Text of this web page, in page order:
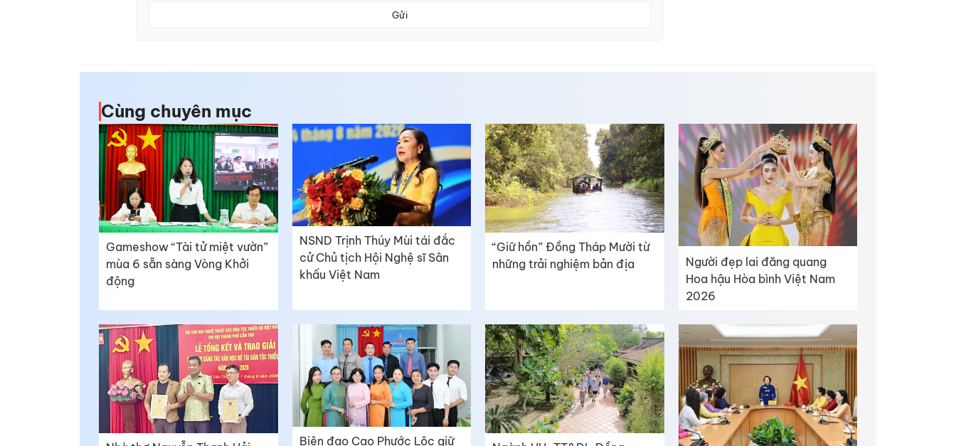
Gửi
Cùng chuyên mục
Gameshow “Tài tử miệt vườn”
mùa 6 sẵn sàng Vòng Khởi
động
NSND Trịnh Thúy Mùi tái đắc
cử Chủ tịch Hội Nghệ sĩ Sân
khấu Việt Nam
“Giữ hồn” Đồng Tháp Mười từ
những trải nghiệm bản địa
Người đẹp lai đăng quang
Hoa hậu Hòa bình Việt Nam
2026
Biên đạo Cao Phước Lộc giữ